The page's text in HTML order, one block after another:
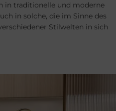
in traditionelle und moderne
in solche, die im Sinne des
Stilwelten in sich